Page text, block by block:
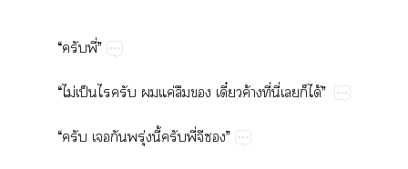
“​​ี่”
“​ไม่​ป็​​​​ค่​​​ี๋ค้​ี่​ี่​​​ได้”
“​​​​ุ่​ี้​​ี่​​”